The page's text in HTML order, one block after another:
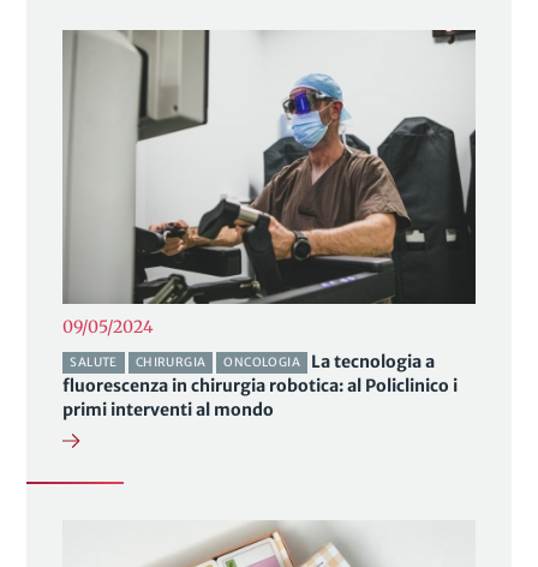
09/05/2024
SALUTE CHIRURGIA ONCOLOGIA
La tecnologia a
fluorescenza in chirurgia robotica: al Policlinico i
primi interventi al mondo